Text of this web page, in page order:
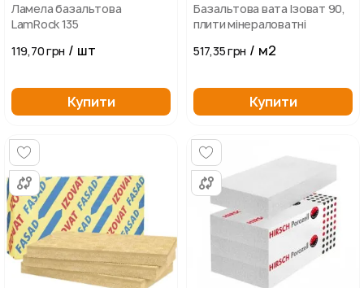
Ламела базальтова
LamRock 135
119,70 грн / шт
Купити
Базальтова вата Ізоват 90,
плити мінераловатні
517,35 грн / м2
Купити